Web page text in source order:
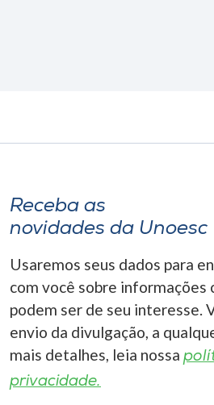
Receba as
novidades da Unoesc
Usaremos seus dados para
com você sobre informações
podem ser de seu interesse.
envio da divulgação, a
mais detalhes, leia nossa
privacidade.